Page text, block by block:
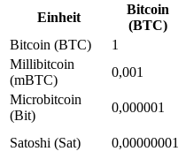
Einheit
Bitcoin
(BTC)
Bitcoin (BTC)
1
Millibitcoin
(mBTC)
0,001
Microbitcoin
(Bit)
0,000001
Satoshi (Sat)
0,00000001